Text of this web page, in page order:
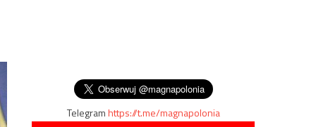
Telegramhttps://t.me/magnapolonia